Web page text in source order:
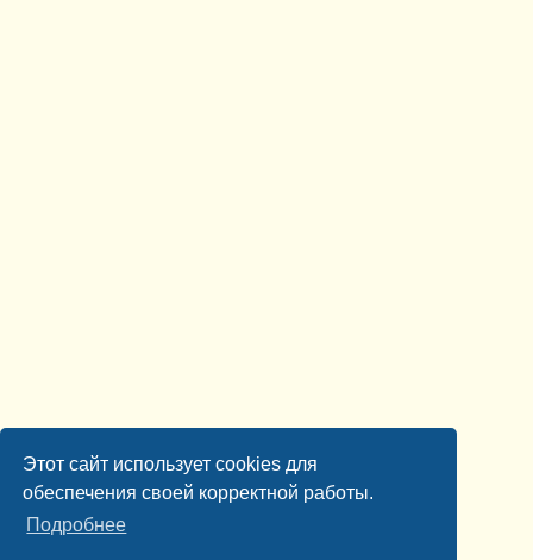
Этот сайт использует cookies для
обеспечения своей корректной работы.
Подробнее